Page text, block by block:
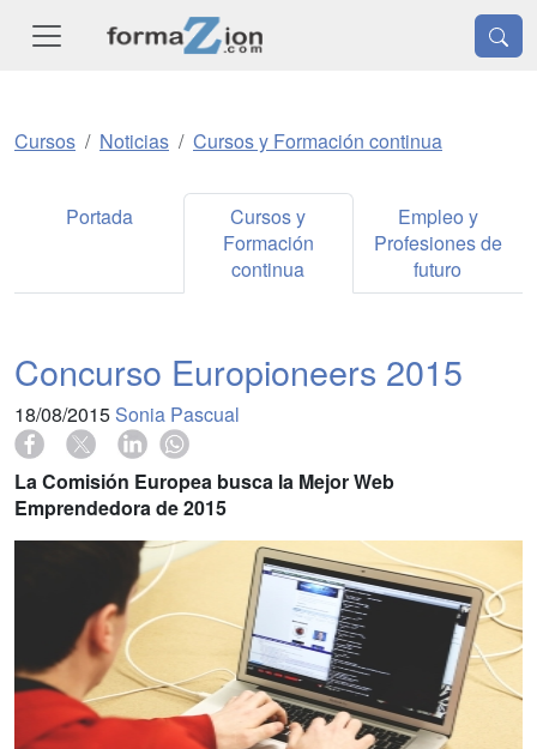
Cursos Noticias Cursos y Formación continua
Portada
Cursos y
Formación
continua
Empleo y
Profesiones de
futuro
Concurso Europioneers 2015
18/08/2015 Sonia Pascual
La Comisión Europea busca la Mejor Web
Emprendedora de 2015